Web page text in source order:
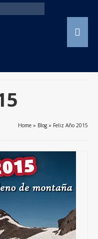
Home » Blog » Feliz Año 2015